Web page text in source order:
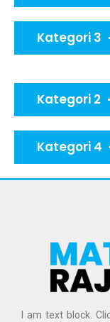
Kategori 3
Kategori 2
Kategori 4
I am text block.